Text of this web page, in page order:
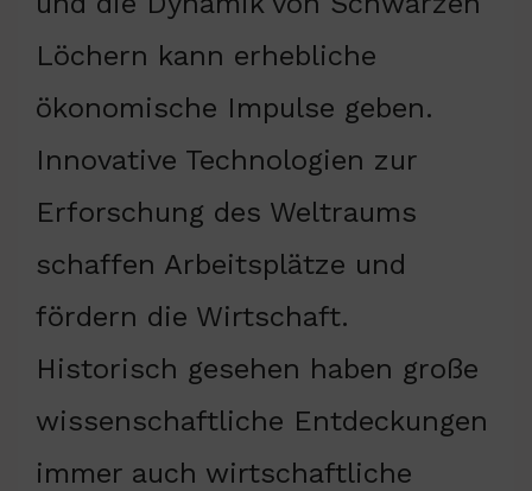
Löchern kann erhebliche
ökonomische Impulse geben.
Innovative Technologien zur
Erforschung des Weltraums
schaffen Arbeitsplätze und
fördern die Wirtschaft.
Historisch gesehen haben große
wissenschaftliche Entdeckungen
immer auch wirtschaftliche